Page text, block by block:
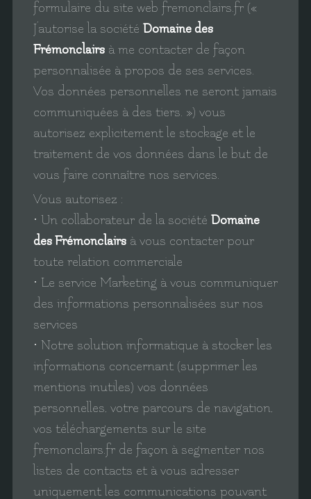
formulaire du site web fremonclairs.fr («
J’autorise la société Domaine des
Frémonclairsà me contacter de façon
personnalisée à propos de ses services.
Vos données personnelles ne seront jamais
communiquées à des tiers. ») vous
autorisez explicitement le stockage et le
traitement de vos données dans le but de
vous faire connaître nos services.
Vous autorisez :
• Un collaborateur de la société Domaine
des Frémonclairsà vous contacter pour
toute relation commerciale
• Le service Marketing à vous communiquer
des informations personnalisées sur nos
services
• Notre solution informatique à stocker les
informations concernant (supprimer les
mentions inutiles) vos données
personnelles, votre parcours de navigation,
vos téléchargements sur le site
fremonclairs.fr de façon à segmenter nos
listes de contacts et à vous adresser
uniquement les communications pouvant